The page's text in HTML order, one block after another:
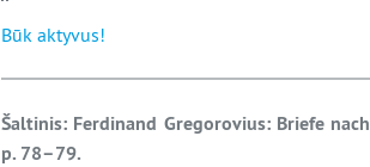
Būk aktyvus!
Šaltinis: Ferdinand Gregorovius: Briefe
p. 78–79.